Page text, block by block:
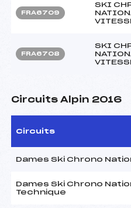
FRA6709
SKI
FRA6708
SKI
Circuits Alpin 2016
Circuits
Dames Ski Chrono
Dames Ski Chrono
Technique